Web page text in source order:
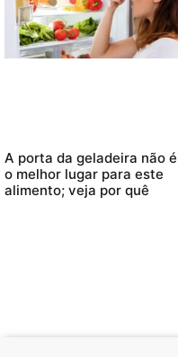
A porta da geladeira não é
o melhor lugar para este
alimento; veja por quê